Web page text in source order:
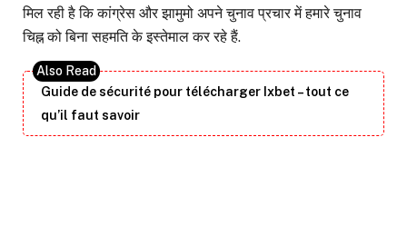
मिल रही है कि कांग्रेस और झामुमो अपने चुनाव प्रचार में हमारे चुनाव
चिह्न को बिना सहमति के इस्तेमाल कर रहे हैं.
Guide de sécurité pour télécharger Ixbet – tout ce
qu’il faut savoir